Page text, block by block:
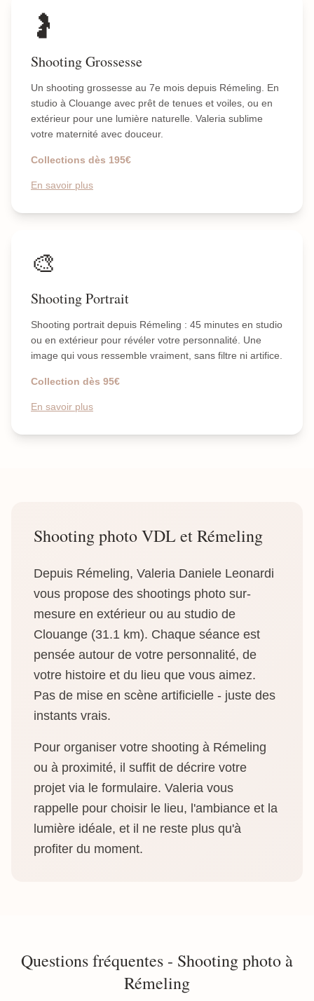
🤰
Shooting Grossesse
Un shooting grossesse au 7e mois depuis Rémeling. En
studio à Clouange avec prêt de tenues et voiles, ou en
extérieur pour une lumière naturelle. Valeria sublime
votre maternité avec douceur.
Collections dès 195€
En savoir plus
🎨
Shooting Portrait
Shooting portrait depuis Rémeling : 45 minutes en studio
ou en extérieur pour révéler votre personnalité. Une
image qui vous ressemble vraiment, sans filtre ni artifice.
Collection dès 95€
En savoir plus
Shooting photo VDL et Rémeling
Depuis Rémeling, Valeria Daniele Leonardi
vous propose des shootings photo sur-
mesure en extérieur ou au studio de
Clouange (31.1 km). Chaque séance est
pensée autour de votre personnalité, de
votre histoire et du lieu que vous aimez.
Pas de mise en scène artificielle - juste des
instants vrais.
Pour organiser votre shooting à Rémeling
ou à proximité, il suffit de décrire votre
projet via le formulaire. Valeria vous
rappelle pour choisir le lieu, l'ambiance et la
lumière idéale, et il ne reste plus qu'à
profiter du moment.
Questions fréquentes - Shooting photo à
Rémeling